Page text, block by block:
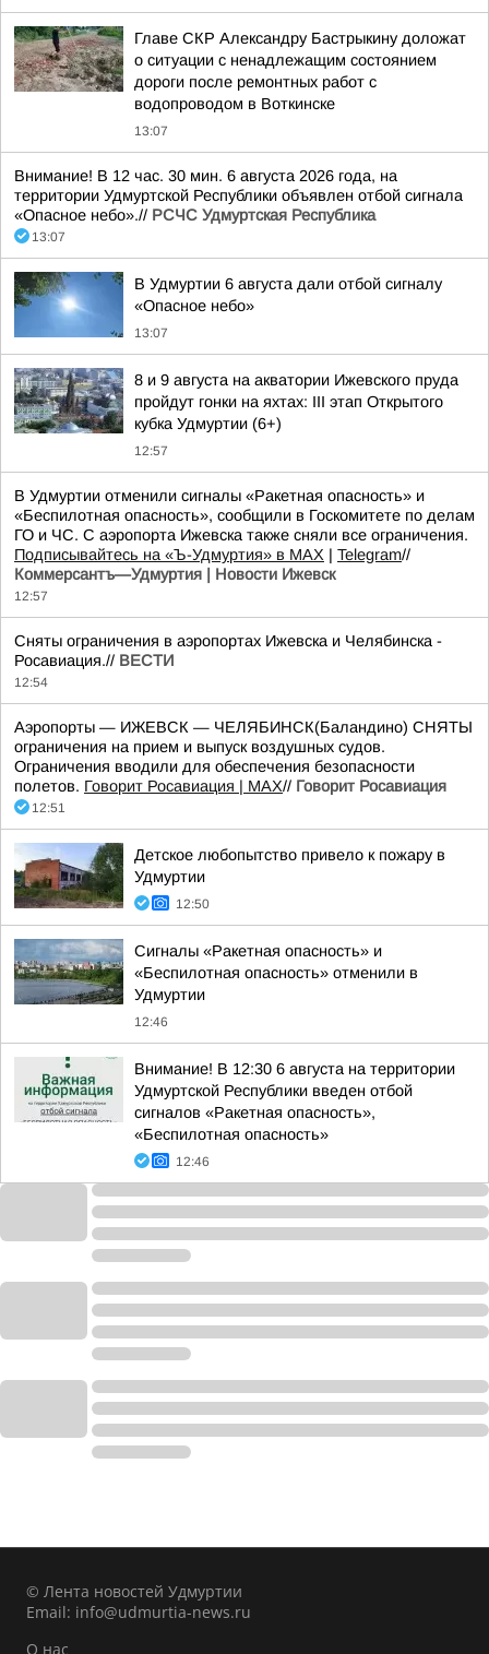
Главе СКР Александру Бастрыкину доложат
о ситуации с ненадлежащим состоянием
дороги после ремонтных работ с
водопроводом в Воткинске
13:07
Внимание! В 12 час. 30 мин. 6 августа 2026 года, на
территории Удмуртской Республики объявлен отбой сигнала
«Опасное небо».// РСЧС Удмуртская Республика
13:07
В Удмуртии 6 августа дали отбой сигналу
«Опасное небо»
13:07
8 и 9 августа на акватории Ижевского пруда
пройдут гонки на яхтах: III этап Открытого
кубка Удмуртии (6+)
12:57
В Удмуртии отменили сигналы «Ракетная опасность» и
«Беспилотная опасность», сообщили в Госкомитете по делам
ГО и ЧС. С аэропорта Ижевска также сняли все ограничения.
Подписывайтесь на «Ъ-Удмуртия» в MAX | Telegram//
Коммерсантъ—Удмуртия | Новости Ижевск
12:57
Сняты ограничения в аэропортах Ижевска и Челябинска -
Росавиация.// ВЕСТИ
12:54
Аэропорты — ИЖЕВСК — ЧЕЛЯБИНСК(Баландино) СНЯТЫ
ограничения на прием и выпуск воздушных судов.
Ограничения вводили для обеспечения безопасности
полетов. Говорит Росавиация | MAX// Говорит Росавиация
12:51
Детское любопытство привело к пожару в
Удмуртии
12:50
Сигналы «Ракетная опасность» и
«Беспилотная опасность» отменили в
Удмуртии
12:46
Внимание! В 12:30 6 августа на территории
Удмуртской Республики введен отбой
сигналов «Ракетная опасность»,
«Беспилотная опасность»
12:46
© Лента новостей Удмуртии
Email: info@udmurtia-news.ru
О нас